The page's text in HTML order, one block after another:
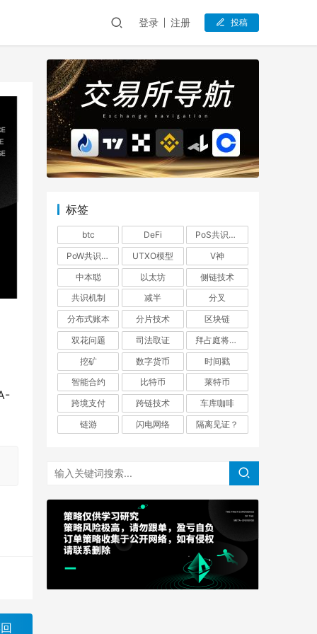
登录 注册 投稿
标签
btc DeFi
PoS共识机制
PoW共识机制
UTXO模型
V神
中本聪
以太坊
侧链技术
共识机制
减半
分叉
分布式账本
分片技术
区块链
双花问题
司法取证
拜占庭将军问题
挖矿
数字货币
时间戳
智能合约
比特币
莱特币
跨境支付
跨链技术
车库咖啡
链游
闪电网络 隔离见证？